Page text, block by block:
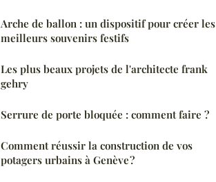
Arche de ballon : un dispositif pour créer les
meilleurs souvenirs festifs
Les plus beaux projets de l'architecte frank
gehry
Serrure de porte bloquée : comment faire ?
Comment réussir la construction de vos
potagers urbains à Genève ?